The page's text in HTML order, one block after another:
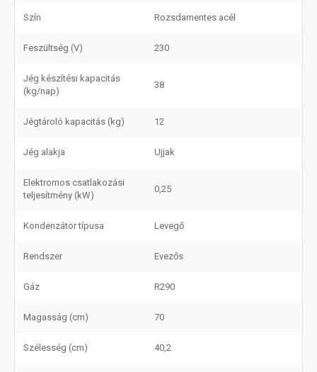
Szín Rozsdamentes acél
Feszültség (V) 230
Jég készítési kapacitás
(kg/nap)
38
Jégtároló kapacitás (kg) 12
Jég alakja Ujjak
Elektromos csatlakozási
teljesítmény (kW)
0,25
Kondenzátor típusa Levegő
Rendszer Evezős
Gáz R290
Magasság (cm) 70
Szélesség (cm) 40,2